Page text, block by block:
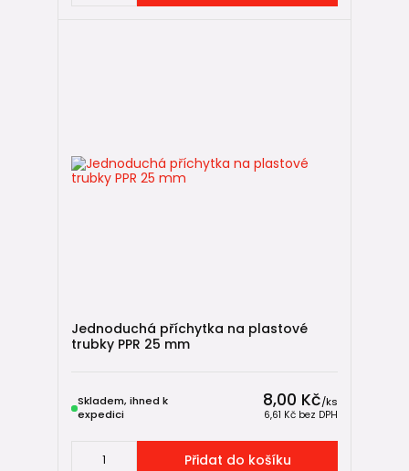
Jednoduchá příchytka na plastové
trubky PPR 25 mm
8,00 Kč/ks
6,61 Kč bez DPH
Skladem, ihned k
expedici
Přidat do košíku